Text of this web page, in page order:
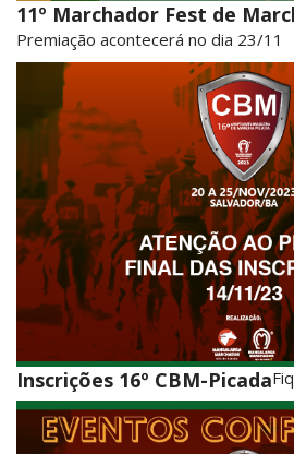
11º Marchador Fest de
Premiação acontecerá no dia 23/11
Inscrições 16º CBM-Picada